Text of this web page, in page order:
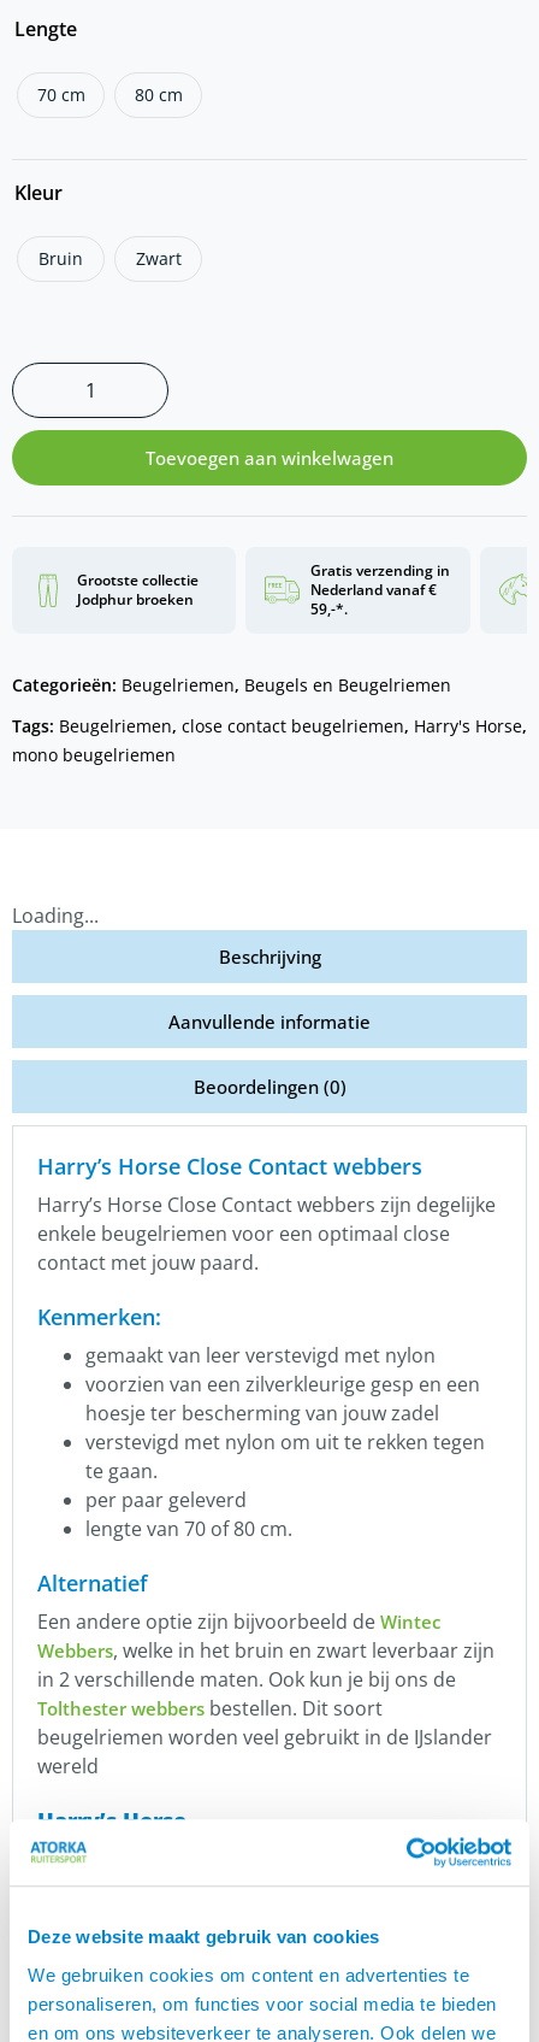
Deze website maakt gebruik van cookies
We gebruiken cookies om content en advertenties te
personaliseren, om functies voor social media te bieden
en om ons websiteverkeer te analyseren. Ook delen we
Lengte
70 cm 80 cm
Kleur
Bruin Zwart
Toevoegen aan winkelwagen
Grootste collectie
Jodphur broeken
Gratis verzending in
Nederland vanaf €
59,-*.
Categorieën: Beugelriemen, Beugels en Beugelriemen
Tags: Beugelriemen, close contact beugelriemen, Harry's Horse,
mono beugelriemen
Loading...
Beschrijving
Aanvullende informatie
Beoordelingen (0)
Harry’s Horse Close Contact webbers
Harry’s Horse Close Contact webbers zijn degelijke
enkele beugelriemen voor een optimaal close
contact met jouw paard.
Kenmerken:
gemaakt van leer verstevigd met nylon
voorzien van een zilverkleurige gesp en een
hoesje ter bescherming van jouw zadel
verstevigd met nylon om uit te rekken tegen
te gaan.
per paar geleverd
lengte van 70 of 80 cm.
Alternatief
Een andere optie zijn bijvoorbeeld de Wintec
Webbers, welke in het bruin en zwart leverbaar zijn
in 2 verschillende maten. Ook kun je bij ons de
Tolthester webbers bestellen. Dit soort
beugelriemen worden veel gebruikt in de IJslander
wereld
Harry’s Horse
De filosofie van
is “Paardensport en
geluk zijn onlosmakelijk met elkaar verbonden”. Zij
maximaal te kunnen genieten van al het moois dat
de paardensport te bieden heeft.
Harry’s Horse® is in staat trends te vertalen naar